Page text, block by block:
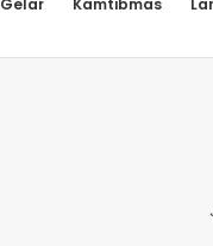
Gelar Kamtibmas